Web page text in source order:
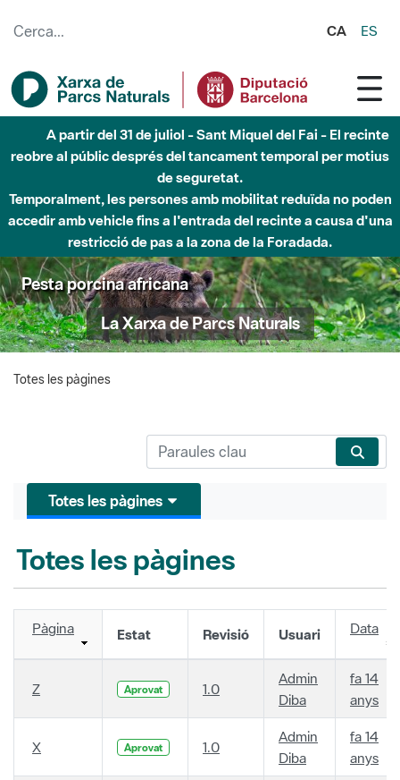
CA ES
A partir del 31 de juliol - Sant Miquel del Fai - El recinte
reobre al públic després del tancament temporal per motius
de seguretat.
Temporalment, les persones amb mobilitat reduïda no poden
accedir amb vehicle fins a l'entrada del recinte a causa d'una
restricció de pas a la zona de la Foradada.
Pesta porcina africana
La Xarxa de Parcs Naturals
Totes les pàgines
Totes les pàgines
Totes les pàgines
Pàgina Estat Revisió Usuari Data
Z Aprovat 1.0
Admin
Diba
fa 14
anys
X Aprovat 1.0
Admin
Diba
fa 14
anys